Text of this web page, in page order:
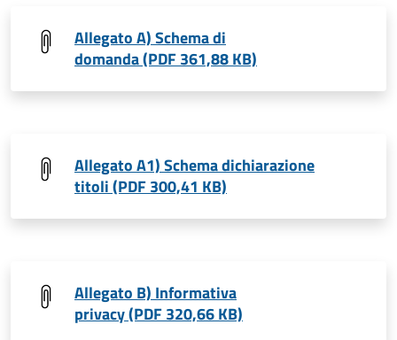
Allegato A) Schema di
domanda (PDF 361,88 KB)
Allegato A1) Schema dichiarazione
titoli (PDF 300,41 KB)
Allegato B) Informativa
privacy (PDF 320,66 KB)